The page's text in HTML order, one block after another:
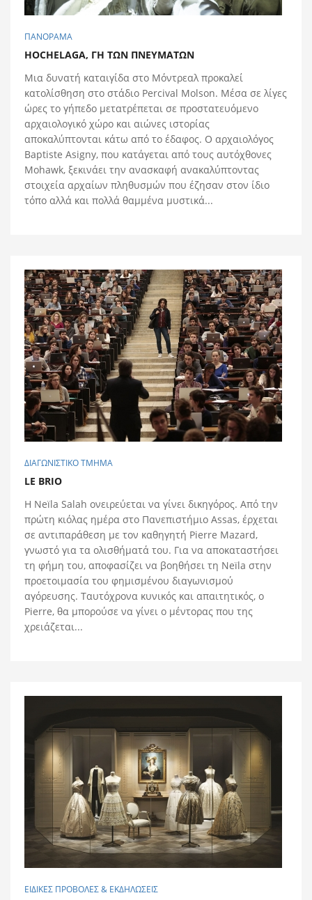
ΠΑΝΟΡΑΜΑ
HOCHELAGA, ΓΗ ΤΩΝ ΠΝΕΥΜAΤΩΝ
Μια δυνατή καταιγίδα στο Μόντρεαλ προκαλεί
κατολίσθηση στο στάδιο Percival Molson. Μέσα σε λίγες
ώρες το γήπεδο μετατρέπεται σε προστατευόμενο
αρχαιολογικό χώρο και αιώνες ιστορίας
αποκαλύπτονται κάτω από το έδαφος. Ο αρχαιολόγος
Baptiste Asigny, που κατάγεται από τους αυτόχθονες
Mohawk, ξεκινάει την ανασκαφή ανακαλύπτοντας
στοιχεία αρχαίων πληθυσμών που έζησαν στον ίδιο
τόπο αλλά και πολλά θαμμένα μυστικά...
ΔΙΑΓΩΝΙΣΤΙΚΟ ΤΜΗΜΑ
LE BRIO
Η Neïla Salah ονειρεύεται να γίνει δικηγόρος. Από την
πρώτη κιόλας ημέρα στο Πανεπιστήμιο Assas, έρχεται
σε αντιπαράθεση με τον καθηγητή Pierre Mazard,
γνωστό για τα ολισθήματά του. Για να αποκαταστήσει
τη φήμη του, αποφασίζει να βοηθήσει τη Neïla στην
προετοιμασία του φημισμένου διαγωνισμού
αγόρευσης. Ταυτόχρονα κυνικός και απαιτητικός, ο
Pierre, θα μπορούσε να γίνει ο μέντορας που της
χρειάζεται...
ΕΙΔΙΚΕΣ ΠΡΟΒΟΛΕΣ & ΕΚΔΗΛΩΣΕΙΣ